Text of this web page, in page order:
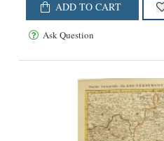
ADD TO CART
Ask Question